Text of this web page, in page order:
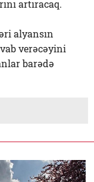
artıracaq.
alyansın
verəcəyini
barədə